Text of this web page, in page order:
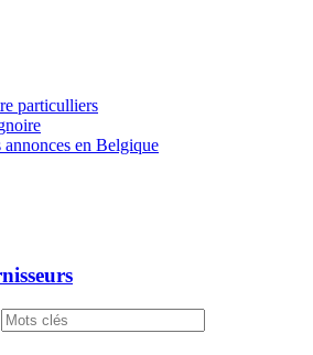
particulliers
annonces en Belgique